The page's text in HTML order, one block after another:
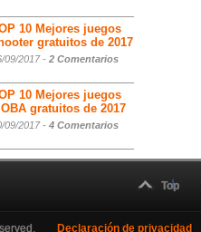
10 Mejores juegos
gratuitos de 2017
09/2017 - 2 Comentarios
10 Mejores juegos
gratuitos de 2017
09/2017 - 4 Comentarios
Top
Declaración de privacidad